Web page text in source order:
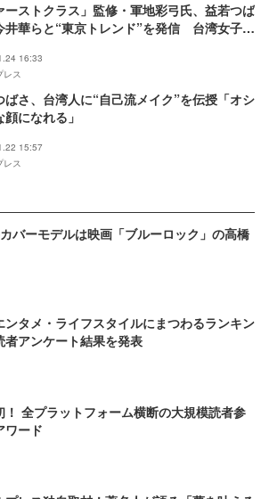
ーストクラス」監修・軍地彩弓氏、益若つば
井華らと“東京トレンド”を発信 台湾女子が
16:33
レス
ばさ、台湾人に“自己流メイク”を伝授「オシ
顔になれる」
15:57
レス
バーモデルは映画「ブルーロック」の高橋
ンタメ・ライフスタイルにまつわるランキン
者アンケート結果を発表
！ 全プラットフォーム横断の大規模読者参
ワード